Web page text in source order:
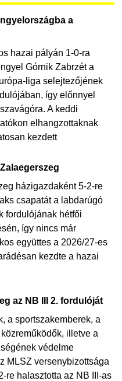
a
hazai pályán 1-0-ra
Górnik Zabrzét a
liga selejtezőjének
így előnnyel
A keddi
elhangzottaknak
kezdett
házigazdaként 5-2-re
csapatát a labdarúgó
fordulójának hétfői
így nincs már
együttes a 2026/27-es
kezdte a hazai
az NB III 2. fordulóját
a sportszakemberek, a
illetve a
védelme
MLSZ versenybizottsága
re halasztotta az NB III-as